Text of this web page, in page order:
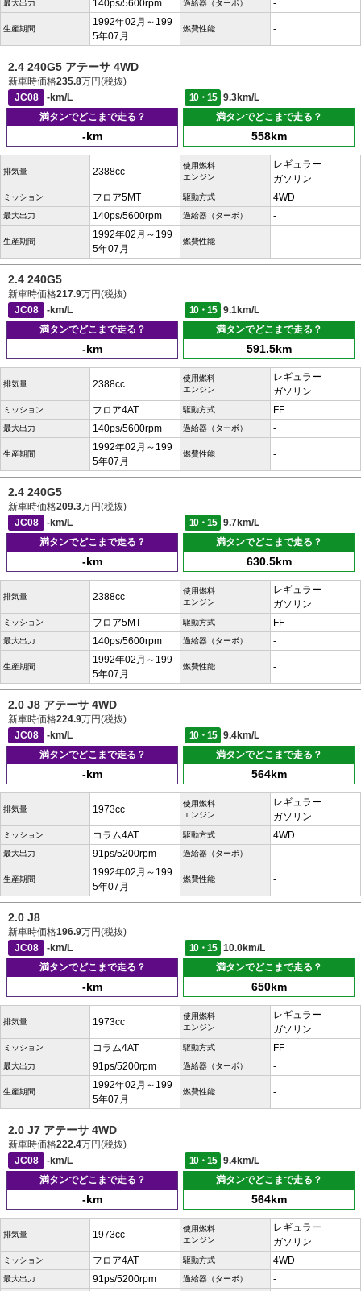
最大出力 140ps/5600rpm 過給器（ターボ） -
生産期間
1992年02月～199
5年07月
燃費性能 -
2.4 240G5 アテーサ 4WD
新車時価格235.8万円(税抜)
JC08
-km/L 10・15
9.3km/L
満タンでどこまで走る？
-km
満タンでどこまで走る？
558km
排気量 2388cc
使用燃料
エンジン
レギュラー
ガソリン
ミッション フロア5MT 駆動方式 4WD
最大出力 140ps/5600rpm 過給器（ターボ） -
生産期間
1992年02月～199
5年07月
燃費性能 -
2.4 240G5
新車時価格217.9万円(税抜)
JC08
-km/L 10・15
9.1km/L
満タンでどこまで走る？
-km
満タンでどこまで走る？
591.5km
排気量 2388cc
使用燃料
エンジン
レギュラー
ガソリン
ミッション フロア4AT 駆動方式 FF
最大出力 140ps/5600rpm 過給器（ターボ） -
生産期間
1992年02月～199
5年07月
燃費性能 -
2.4 240G5
新車時価格209.3万円(税抜)
JC08
-km/L 10・15
9.7km/L
満タンでどこまで走る？
-km
満タンでどこまで走る？
630.5km
排気量 2388cc
使用燃料
エンジン
レギュラー
ガソリン
ミッション フロア5MT 駆動方式 FF
最大出力 140ps/5600rpm 過給器（ターボ） -
生産期間
1992年02月～199
5年07月
燃費性能 -
2.0 J8 アテーサ 4WD
新車時価格224.9万円(税抜)
JC08
-km/L 10・15
9.4km/L
満タンでどこまで走る？
-km
満タンでどこまで走る？
564km
排気量 1973cc
使用燃料
エンジン
レギュラー
ガソリン
ミッション コラム4AT 駆動方式 4WD
最大出力 91ps/5200rpm 過給器（ターボ） -
生産期間
1992年02月～199
5年07月
燃費性能 -
2.0 J8
新車時価格196.9万円(税抜)
JC08
-km/L 10・15
10.0km/L
満タンでどこまで走る？
-km
満タンでどこまで走る？
650km
排気量 1973cc
使用燃料
エンジン
レギュラー
ガソリン
ミッション コラム4AT 駆動方式 FF
最大出力 91ps/5200rpm 過給器（ターボ） -
生産期間
1992年02月～199
5年07月
燃費性能 -
2.0 J7 アテーサ 4WD
新車時価格222.4万円(税抜)
JC08
-km/L 10・15
9.4km/L
満タンでどこまで走る？
-km
満タンでどこまで走る？
564km
排気量 1973cc
使用燃料
エンジン
レギュラー
ガソリン
ミッション フロア4AT 駆動方式 4WD
最大出力 91ps/5200rpm 過給器（ターボ） -